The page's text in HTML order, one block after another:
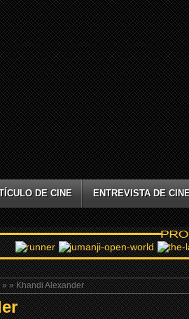
DE CINE ENTREVISTA DE
»» Khandi Alexander